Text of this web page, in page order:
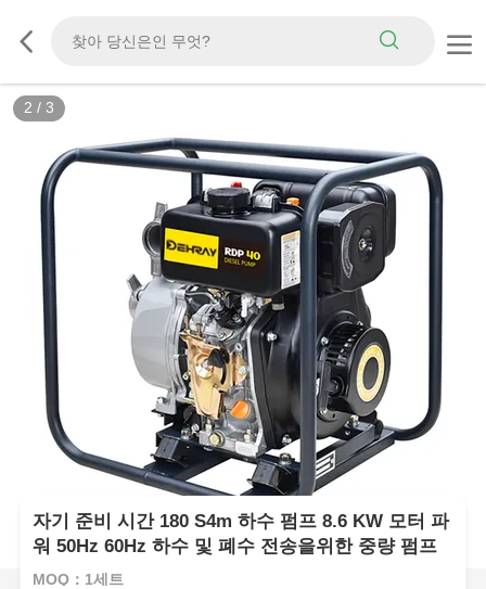
2 / 3
자기 준비 시간 180 S4m 하수 펌프 8.6 KW 모터 파
워 50Hz 60Hz 하수 및 폐수 전송을위한 중량 펌프
MOQ：1세트